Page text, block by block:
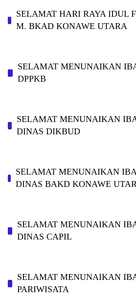
SELAMAT HARI RAYA IDUL
M. BKAD KONAWE UTARA
SELAMAT MENUNAIKAN
DPPKB
SELAMAT MENUNAIKAN
DINAS DIKBUD
SELAMAT MENUNAIKAN
DINAS BAKD KONAWE
SELAMAT MENUNAIKAN
DINAS CAPIL
SELAMAT MENUNAIKAN
PARIWISATA